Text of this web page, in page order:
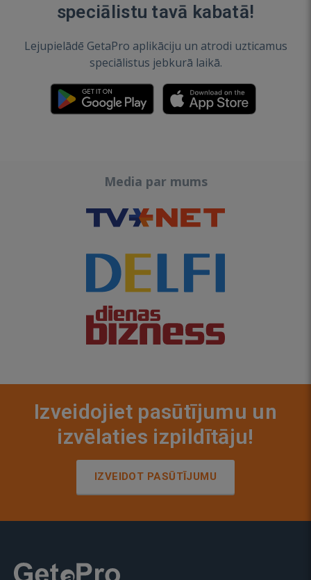
speciālistu tavā kabatā!
Lejupielādē GetaPro aplikāciju un atrodi uzticamus
speciālistus jebkurā laikā.
Media par mums
Izveidojiet pasūtījumu un
izvēlaties izpildītāju!
IZVEIDOT PASŪTĪJUMU